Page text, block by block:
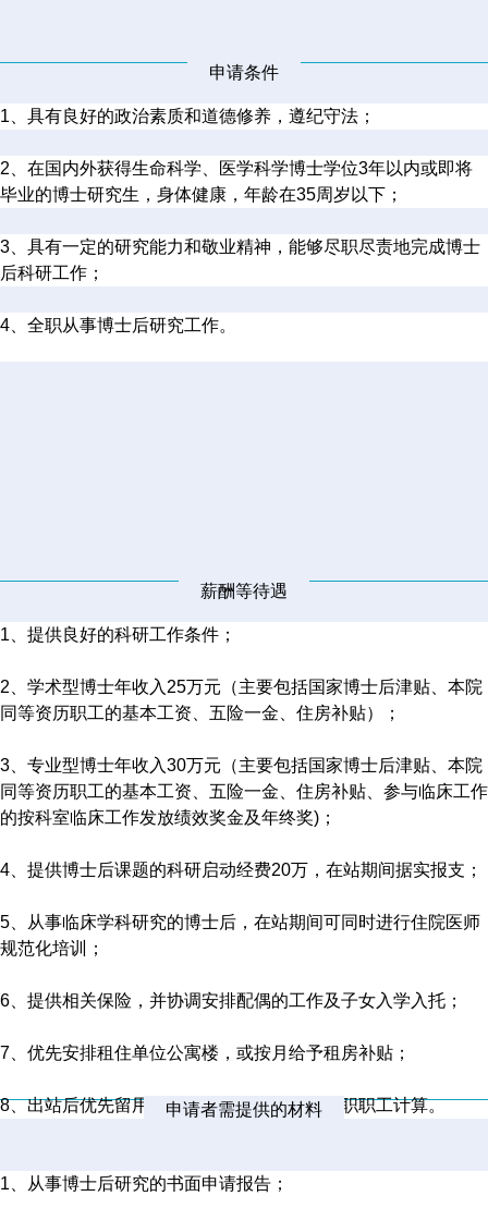
申请条件
1、具有良好的政治素质和道德修养，遵纪守法；
2、在国内外获得生命科学、医学科学博士学位3年以内或即将
毕业的博士研究生，身体健康，年龄在35周岁以下；
3、具有一定的研究能力和敬业精神，能够尽职尽责地完成博士
后科研工作；
4、全职从事博士后研究工作。
薪酬等待遇
1、提供良好的科研工作条件；
2、学术型博士年收入25万元（主要包括国家博士后津贴、本院
同等资历职工的基本工资、五险一金、住房补贴）；
3、专业型博士年收入30万元（主要包括国家博士后津贴、本院
同等资历职工的基本工资、五险一金、住房补贴、参与临床工作
的按科室临床工作发放绩效奖金及年终奖)；
4、提供博士后课题的科研启动经费20万，在站期间据实报支；
5、从事临床学科研究的博士后，在站期间可同时进行住院医师
规范化培训；
6、提供相关保险，并协调安排配偶的工作及子女入学入托；
7、优先安排租住单位公寓楼，或按月给予租房补贴；
8、出站后优先留用，博士后期间的待遇按在职职工计算。
申请者需提供的材料
1、从事博士后研究的书面申请报告；